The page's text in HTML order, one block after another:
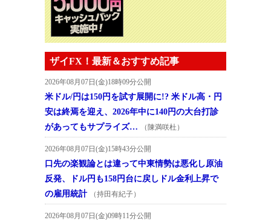
ザイFX！最新＆おすすめ記事
2026年08月07日(金)18時09分公開
米ドル/円は150円を試す展開に!? 米ドル高・円
安は終焉を迎え、2026年中に140円の大台打診
があってもサプライズ…
（陳満咲杜）
2026年08月07日(金)15時43分公開
口先の楽観論とは違って中東情勢は悪化し原油
反発、ドル円も158円台に戻しドル金利上昇で
の雇用統計
（持田有紀子）
2026年08月07日(金)09時11分公開